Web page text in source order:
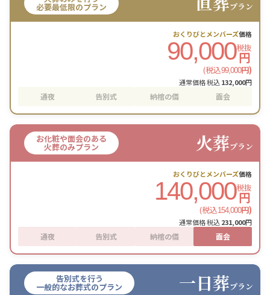
必要最低限のプラン プラン
おくりびとメンバーズ価格
90,000税抜
円
(税込99,000円)
通常価格 税込132,000円
通夜 告別式 納棺の儀 面会
お化粧や面会のある
火葬のみプラン 火葬プラン
おくりびとメンバーズ価格
140,000税抜
円
(税込154,000円)
通常価格 税込231,000円
通夜 告別式 納棺の儀 面会
告別式を行う
一般的なお葬式のプラン 一日葬プラン